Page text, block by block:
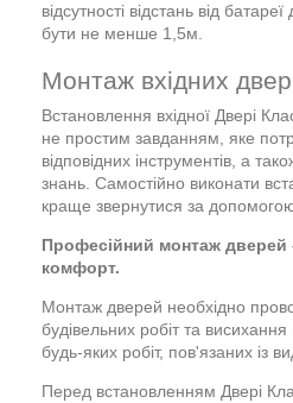
відсутності відстань від
бути не менше 1,5м.
Монтаж вхідних
Встановлення вхідної Двері
не простим завданням, яке
відповідних інструментів, а
знань. Самостійно виконати
краще звернутися за допомогою
Професійний монтаж дверей
комфорт.
Монтаж дверей необхідно
будівельних робіт та
будь-яких робіт, пов'язаних із
Перед встановленням Двері